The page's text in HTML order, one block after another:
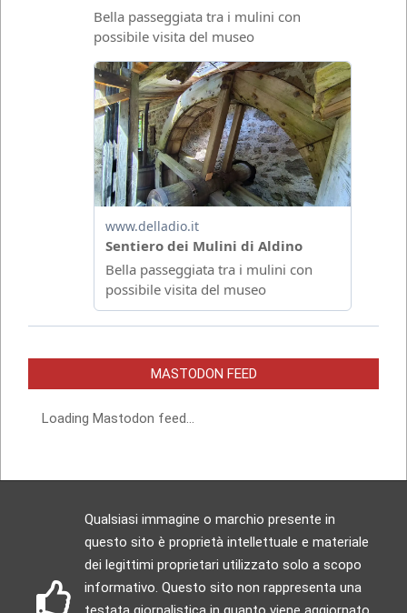
MASTODON FEED
Loading Mastodon feed...
Qualsiasi immagine o marchio presente in
questo sito è proprietà intellettuale e materiale
dei legittimi proprietari utilizzato solo a scopo
informativo. Questo sito non rappresenta una